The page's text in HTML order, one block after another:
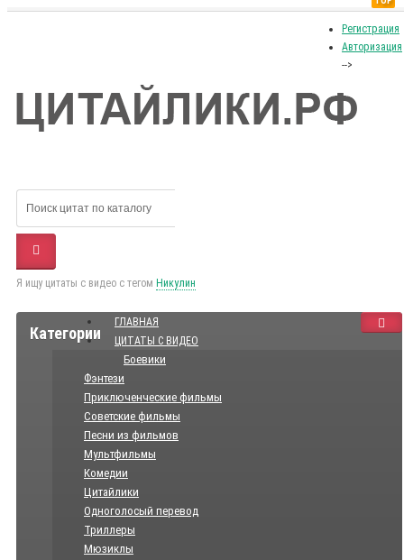
Регистрация
Авторизация
-->
Я ищу цитаты с видео с тегом Никулин
Категории
ГЛАВНАЯ
ЦИТАТЫ С ВИДЕО
Боевики
Фэнтези
Приключенческие фильмы
Советские фильмы
Песни из фильмов
Мультфильмы
Комедии
Цитайлики
Одноголосый перевод
Триллеры
Мюзиклы